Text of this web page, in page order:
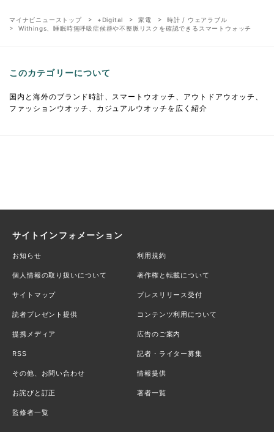
マイナビニューストップ +Digital 家電
時計 / ウェアラブル
Withings、睡眠時無呼吸症候群や不整脈リスクを確認できるスマートウォッチ
このカテゴリーについて
国内と海外のブランド時計、スマートウオッチ、アウトドアウオッチ、
ファッションウオッチ、カジュアルウオッチを広く紹介
サイトインフォメーション
お知らせ 利用規約
個人情報の取り扱いについて 著作権と転載について
サイトマップ プレスリリース受付
読者プレゼント提供 コンテンツ利用について
提携メディア 広告のご案内
RSS 記者・ライター募集
その他、お問い合わせ 情報提供
お詫びと訂正 著者一覧
監修者一覧